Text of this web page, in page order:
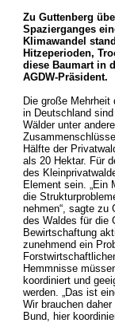
Zu Guttenberg
Spazierganges
Klimawandel
Hitzeperioden,
diese Baumart in
AGDW-Präsident.
Die große Mehrheit
in Deutschland
Wälder unter
Hälfte der
als 20 Hektar. Für
des
Element sein. „Ein
die
nehmen“, sagte zu
des Waldes für die
Bewirtschaftung
zunehmend ein
Hemmnisse
koordiniert und
werden. „Das ist
Wir brauchen
Bund, hier